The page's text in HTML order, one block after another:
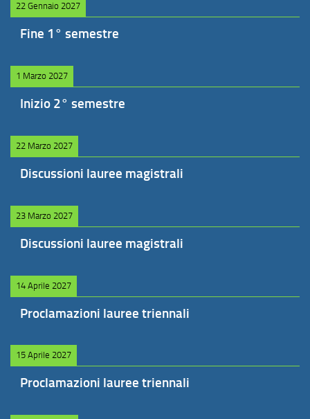
22 Gennaio 2027
Fine 1° semestre
1 Marzo 2027
Inizio 2° semestre
22 Marzo 2027
Discussioni lauree magistrali
23 Marzo 2027
Discussioni lauree magistrali
14 Aprile 2027
Proclamazioni lauree triennali
15 Aprile 2027
Proclamazioni lauree triennali